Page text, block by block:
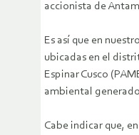
accionista de
Es así que en
ubicadas en el
Espinar Cusco
ambiental
Cabe indicar que,